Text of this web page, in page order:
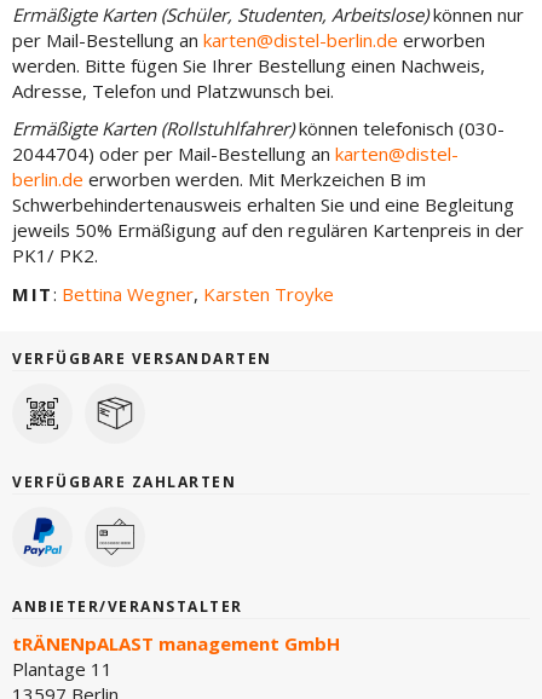
Ermäßigte Karten (Schüler, Studenten, Arbeitslose)können nur
per Mail-Bestellung an karten@distel-berlin.de erworben
werden. Bitte fügen Sie Ihrer Bestellung einen Nachweis,
Adresse, Telefon und Platzwunsch bei.
Ermäßigte Karten (Rollstuhlfahrer)können telefonisch (030-
2044704) oder per Mail-Bestellung an karten@distel-
berlin.de erworben werden. Mit Merkzeichen B im
Schwerbehindertenausweis erhalten Sie und eine Begleitung
jeweils 50% Ermäßigung auf den regulären Kartenpreis in der
PK1/ PK2.
MIT: Bettina Wegner, Karsten Troyke
VERFÜGBARE VERSANDARTEN
VERFÜGBARE ZAHLARTEN
ANBIETER/VERANSTALTER
tRÄNENpALAST management GmbH
Plantage 11
13597 Berlin